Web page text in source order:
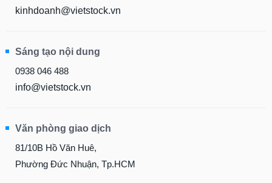
kinhdoanh@vietstock.vn
Sáng tạo nội dung
0938 046 488
info@vietstock.vn
Văn phòng giao dịch
81/10B Hồ Văn Huê,
Phường Đức Nhuận, Tp.HCM